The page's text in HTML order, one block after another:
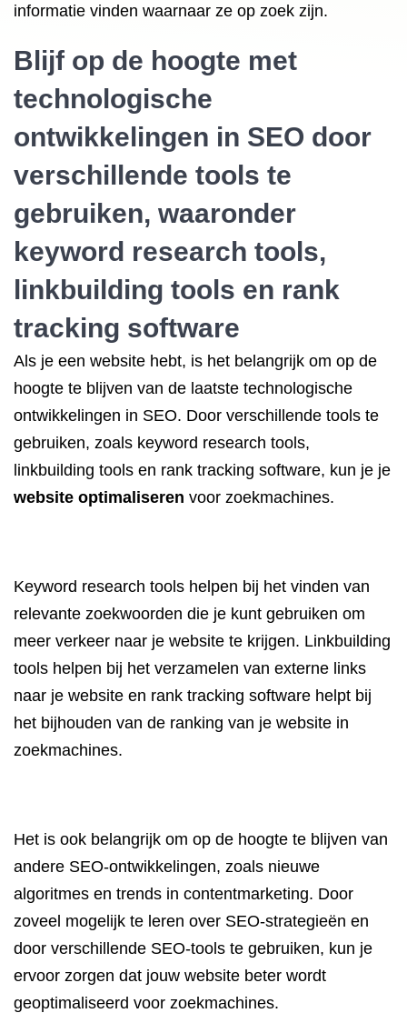
informatie vinden waarnaar ze op zoek zijn.
Blijf op de hoogte met
technologische
ontwikkelingen in SEO door
verschillende tools te
gebruiken, waaronder
keyword research tools,
linkbuilding tools en rank
tracking software
Als je een website hebt, is het belangrijk om op de
hoogte te blijven van de laatste technologische
ontwikkelingen in SEO. Door verschillende tools te
gebruiken, zoals keyword research tools,
linkbuilding tools en rank tracking software, kun je je
website optimaliseren voor zoekmachines.
Keyword research tools helpen bij het vinden van
relevante zoekwoorden die je kunt gebruiken om
meer verkeer naar je website te krijgen. Linkbuilding
tools helpen bij het verzamelen van externe links
naar je website en rank tracking software helpt bij
het bijhouden van de ranking van je website in
zoekmachines.
Het is ook belangrijk om op de hoogte te blijven van
andere SEO-ontwikkelingen, zoals nieuwe
algoritmes en trends in contentmarketing. Door
zoveel mogelijk te leren over SEO-strategieën en
door verschillende SEO-tools te gebruiken, kun je
ervoor zorgen dat jouw website beter wordt
geoptimaliseerd voor zoekmachines.